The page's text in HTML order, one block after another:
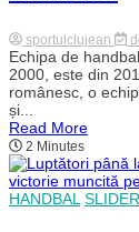
sportulclujean
Echipa de
2000, este din
românesc, o
și...
Read More
2 Minutes
HANDBAL SLIDER